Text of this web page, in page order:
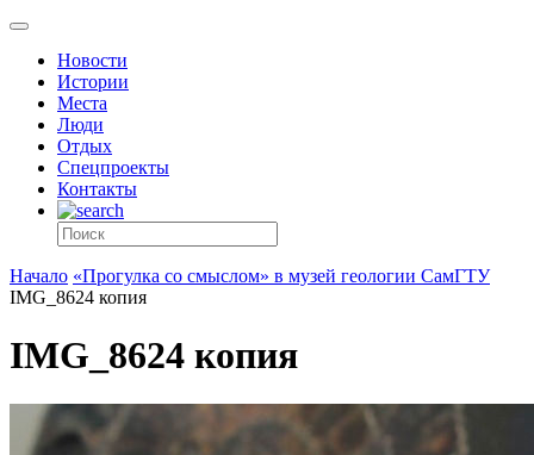
Новости
Истории
Места
Люди
Отдых
Спецпроекты
Контакты
Начало «Прогулка со смыслом» в музей геологии СамГТУ
IMG_8624 копия
IMG_8624 копия